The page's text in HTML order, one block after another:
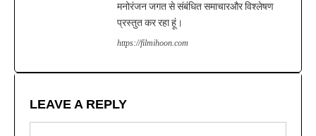
मनोरंजन जगत से संबंधित समाचारऔर विश्लेषण
प्रस्तुत कर रहा हूं।
https://filmihoon.com
LEAVE A REPLY